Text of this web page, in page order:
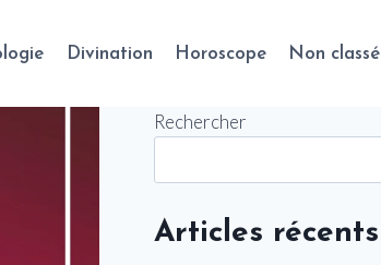
Divination Horoscope Non classé
Rechercher
Articles récents